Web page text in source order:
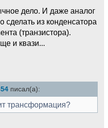
дело. И даже аналог
сделать из конденсатора
(транзистора).
и квази...
писал(а):
трансформация?